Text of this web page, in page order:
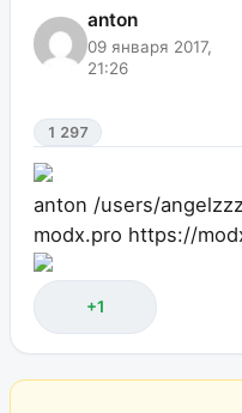
anton
09 января 2017,
21:26
1 297
anton /users/angelzzz
modx.pro https://
+1